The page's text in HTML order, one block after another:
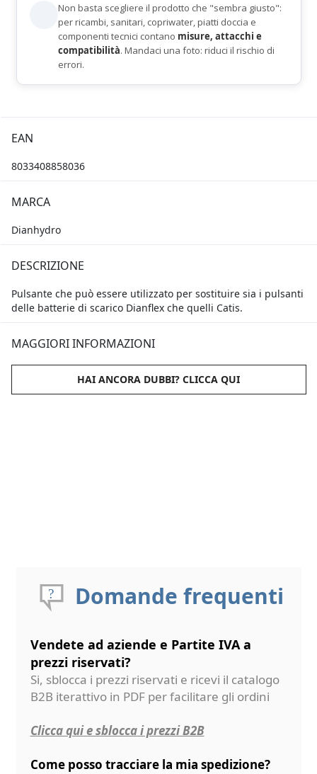
Non basta scegliere il prodotto che "sembra giusto":
per ricambi, sanitari, copriwater, piatti doccia e
componenti tecnici contano misure, attacchi e
compatibilità. Mandaci una foto: riduci il rischio di
errori.
EAN
8033408858036
MARCA
Dianhydro
DESCRIZIONE
Pulsante che può essere utilizzato per sostituire sia i pulsanti
delle batterie di scarico Dianflex che quelli Catis.
MAGGIORI INFORMAZIONI
HAI ANCORA DUBBI? CLICCA QUI
Domande frequenti
Vendete ad aziende e Partite IVA a
prezzi riservati?
Si, sblocca i prezzi riservati e ricevi il catalogo
B2B iterattivo in PDF per facilitare gli ordini
Clicca qui e sblocca i prezzi B2B
Come posso tracciare la mia spedizione?